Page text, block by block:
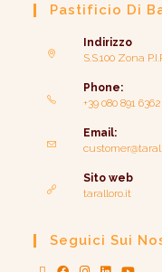
Pastificio Di
Indirizzo
S.S.100 Zona
Phone:
+39 080 891 6362
Email:
Sito web
taralloro.it
Seguici Sui